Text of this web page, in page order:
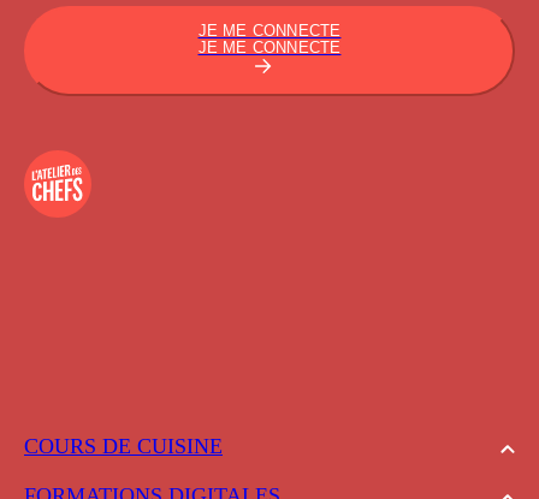
COURS DE CUISINE
JE ME CONNECTE
JE ME CONNECTE